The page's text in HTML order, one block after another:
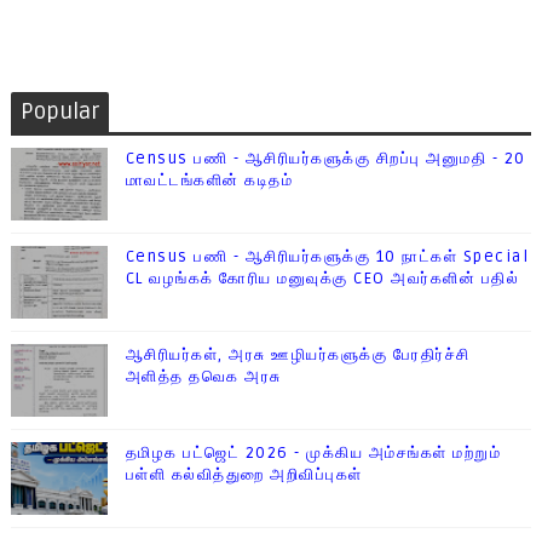
Popular
Census பணி - ஆசிரியர்களுக்கு சிறப்பு அனுமதி - 20
மாவட்டங்களின் கடிதம்
Census பணி - ஆசிரியர்களுக்கு 10 நாட்கள் Special
CL வழங்கக் கோரிய மனுவுக்கு CEO அவர்களின் பதில்
ஆசிரியர்கள், அரசு ஊழியர்களுக்கு பேரதிர்ச்சி
அளித்த தவெக அரசு
தமிழக பட்ஜெட் 2026 - முக்கிய அம்சங்கள் மற்றும்
பள்ளி கல்வித்துறை அறிவிப்புகள்